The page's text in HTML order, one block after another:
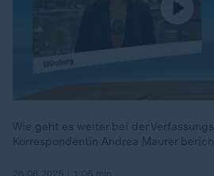
Wie geht es weiter bei der
Korrespondentin Andrea Maurer